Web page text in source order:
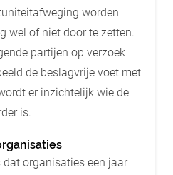
worden
wel of niet door te zetten.
partijen op verzoek
de beslagvrije voet met
er inzichtelijk wie de
is.
organisaties een jaar